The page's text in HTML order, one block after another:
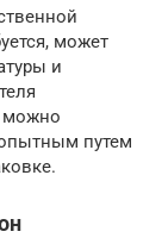
может
и
можно
путем